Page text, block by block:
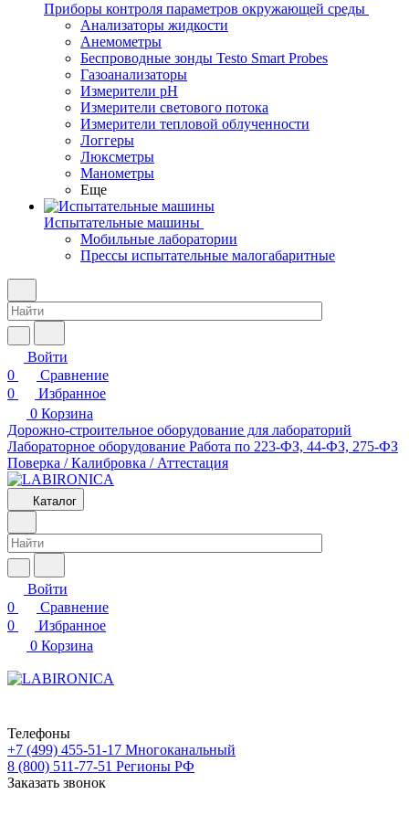
Приборы контроля параметров окружающей среды
Анализаторы жидкости
Анемометры
Беспроводные зонды Testo Smart Probes
Газоанализаторы
Измерители pH
Измерители светового потока
Измерители тепловой облученности
Логгеры
Люксметры
Манометры
Еще
Испытательные машины
Мобильные лаборатории
Прессы испытательные малогабаритные
Войти
0
Сравнение
0
Избранное
0 Корзина
Дорожно-строительное оборудование для лабораторий
Лабораторное оборудование Работа по 223-ФЗ, 44-ФЗ, 275-ФЗ
Поверка / Калибровка / Аттестация
Каталог
Войти
0
Сравнение
0
Избранное
0 Корзина
Телефоны
+7 (499) 455-51-17 Многоканальный
8 (800) 511-77-51 Регионы РФ
Заказать звонок